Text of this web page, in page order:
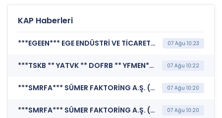
KAP Haberleri
***EGEEN*** EGE ENDÜSTRİ VE TİCARET A.Ş. (Özel Durum Açıklaması (Genel)) 07 Ağu 10:23
***TSKB ** YATVK ** DOFRB ** YFMEN*** YATIRIM VARLIK KİRALAMA A.Ş. (Pay Dışında Sermaye Piyasası Aracı İşlemlerine İlişkin Bildirim (Faizsiz)) 07 Ağu 10:22
***SMRFA*** SÜMER FAKTORİNG A.Ş. (Pay Dışında Sermaye Piyasası Aracı İşlemlerine İlişkin Bildirim (Faiz İçeren)) 07 Ağu 10:20
***SMRFA*** SÜMER FAKTORİNG A.Ş. (Pay Dışında Sermaye Piyasası Aracı İşlemlerine İlişkin Bildirim (Faiz İçeren)) 07 Ağu 10:20